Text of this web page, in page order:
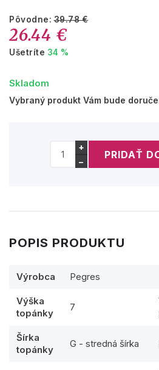
Pôvodne:39.78 €
26.44 €
Ušetríte 34 %
Skladom
Vybraný produkt Vám bude
+
−
POPIS PRODUKTU
Výrobca Pegres
Výška
topánky
7
Šírka
topánky
G - stredná šírka